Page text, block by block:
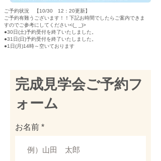
ご予約状況 【10/30 12：20更新】
ご予約有難うございます！！下記お時間でしたらご案内できま
すのでご参考にしてください<(_ _)>
●30日(土)予約受付を終了いたしました。
●31日(日)予約受付を終了いたしました。
●1日(月)14時～空いております
​完成見学会ご予約フ
ォーム
お名前